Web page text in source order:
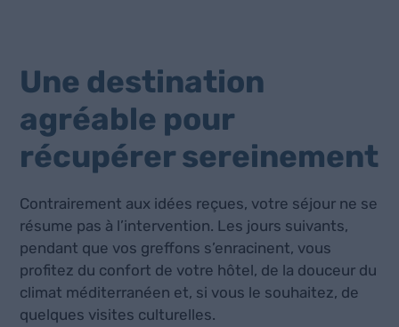
Une destination
agréable pour
récupérer sereinement
Contrairement aux idées reçues, votre séjour ne se
résume pas à l’intervention. Les jours suivants,
pendant que vos greffons s’enracinent, vous
profitez du confort de votre hôtel, de la douceur du
climat méditerranéen et, si vous le souhaitez, de
quelques visites culturelles.